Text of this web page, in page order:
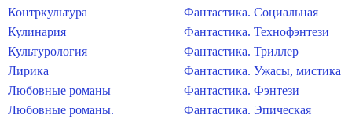
Контркультура
Кулинария
Культурология
Лирика
Любовные романы
Любовные романы.
Фантастика. Социальная
Фантастика. Технофэнтези
Фантастика. Триллер
Фантастика. Ужасы, мистика
Фантастика. Фэнтези
Фантастика. Эпическая